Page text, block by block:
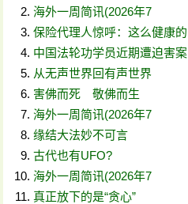
海外一周简讯(2026年7
保险代理人惊呼：这么健康的
中国法轮功学员近期遭迫害案
从无声世界回有声世界
害佛而死 敬佛而生
海外一周简讯(2026年7
缘结大法妙不可言
古代也有UFO?
海外一周简讯(2026年7
真正放下的是“贪心”